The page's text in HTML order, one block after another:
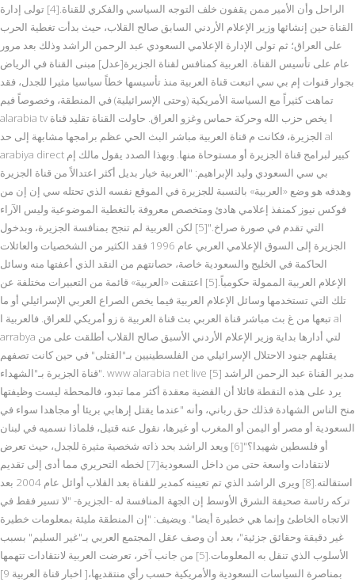
الراحل وأن الأمير ممن يقفون خلف التوجه السياسي والفكري للقناة.[4] تولى إدارة
القناة حين إنشائها وزير الإعلام الأردني السابق صالح القلاب، حيث بدأت تغطية الحرب
على العراق؛ ثم تولى الإدارة الإعلامي السعودي عبد الرحمن الراشد وذلك بعد مرور
عام على تأسيس القناة. العربية كمنافس لقناة الجزيرة[عدل] مبنى القناة في الرياض
بجوار قنوات إم بي سي اتبعت قناة العربية منذ تأسيسها خطاً سياسيا مثيرا للجدل، فقد
تماهت كثيراً مع السياسة الأمريكية (وحتى الإسرائيلية) في المنطقة، وخصوصاً فيم
alarabia tv ا يخص حزب الله وحركة حماس وغزو العراق. حاولت القناة تقليد قناة
الجزيرة، فكانت م قناة العربية مباشر البث الحي عظم برامجها مشابهة إلى حد al
arabiya direct كبير لبرامج قناة الجزيرة أو مستوحاة منها. وبهذا الصدد يقول مالك إم
بي سي السعودي وليد الإبراهيم: "العربية خيار بديل أكثر اعتدالاً من قناة الجزيرة
وهدفه هو وضع «العربية» بالنسبة للجزيرة في الموقع نفسه الذي تحتله سي إن إن من
فوكس نيوز كمنفذ إعلامي هادئ ومتخصص معروفة بالتغطية الموضوعية وليس الآراء
التي تقدم في صورة صراخ."[5] لكن العربية لم تنجح بمنافسة الجزيرة، وبدخول
الجزيرة إلى السوق الإعلامي العربي عام 1996 فقد الكثير من الشخصيات والعائلات
الحاكمة في الخليج والسعودية خاصة، حصانتهم من النقد الذي أعفتها منه وسائل
الإعلام العربية الممولة حكومياً.[5] اعتنقت «العربية» قائمة من التعبيرات مختلفة عن
تلك التي تستخدمها وسائل الإعلام العربية فيما يخص الصراع العربي الإسرائيلي أو ما
تبعها من غ بث مباشر قناة العربي بث قناة العربية ة زو أمريكي للعراق. فالعربية ا al
arrabya لتي أدارها بداية وزير الإعلام الأردني الأسبق صالح القلاب أطلقت على من
يقتلهم جنود الاحتلال الإسرائيلي من الفلسطينيين بـ"القتلى" في حين كانت تصفهم
قناة الجزيرة بـ"الشهداء". www alarabia net live [5] مدير القناة عبد الرحمن الراشد
يرد على هذه النقطة قائلا أن القضية معقدة أكثر مما تبدو، فالمحطة ليست وظيفتها
منح الناس الشهادة فذلك حق رباني، وأنه "عندما يقتل إرهابي بريئا أو مجاهدا سواء في
السعودية أو مصر أو اليمن أو المغرب أو غيرها، نقول عنه قتيل، فلماذا نسميه في لبنان
أو فلسطين شهيدا؟"[6] ويعد الراشد بحد ذاته شخصية مثيرة للجدل، حيث تعرض
لانتقادات واسعة حتى من داخل السعودية[7] لخطه التحريري مما أدى إلى تقديم
استقالته.[8] ويرى الراشد الذي تم تعيينه كمدير للقناة بعد القلاب أوائل عام 2004 بعد
تركه رئاسة صحيفة الشرق الأوسط إن الجهة المنافسة له -الجزيرة- "لا تسير فقط في
الاتجاه الخاطئ وإنما هي خطيرة أيضا". ويضيف: "إن المنطقة مليئة بمعلومات خطيرة
غير دقيقة وحقائق جزئية"، بعد أن وصف عقل المجتمع العربي بـ"غير السليم" بسبب
الأسلوب الذي تنقل به المعلومات.[5] من جانب آخر، تعرضت العربية لانتقادات تتهمها
بمناصرة السياسات السعودية والأمريكية حسب رأي منتقديها،[ اخبار قناة العربية 9]